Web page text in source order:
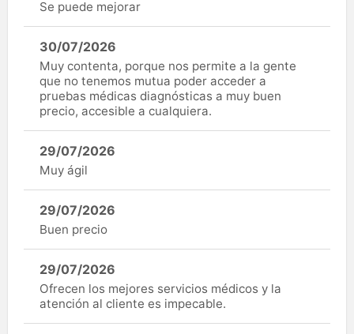
Se puede mejorar
30/07/2026
Muy contenta, porque nos permite a la gente
que no tenemos mutua poder acceder a
pruebas médicas diagnósticas a muy buen
precio, accesible a cualquiera.
29/07/2026
Muy ágil
29/07/2026
Buen precio
29/07/2026
Ofrecen los mejores servicios médicos y la
atención al cliente es impecable.